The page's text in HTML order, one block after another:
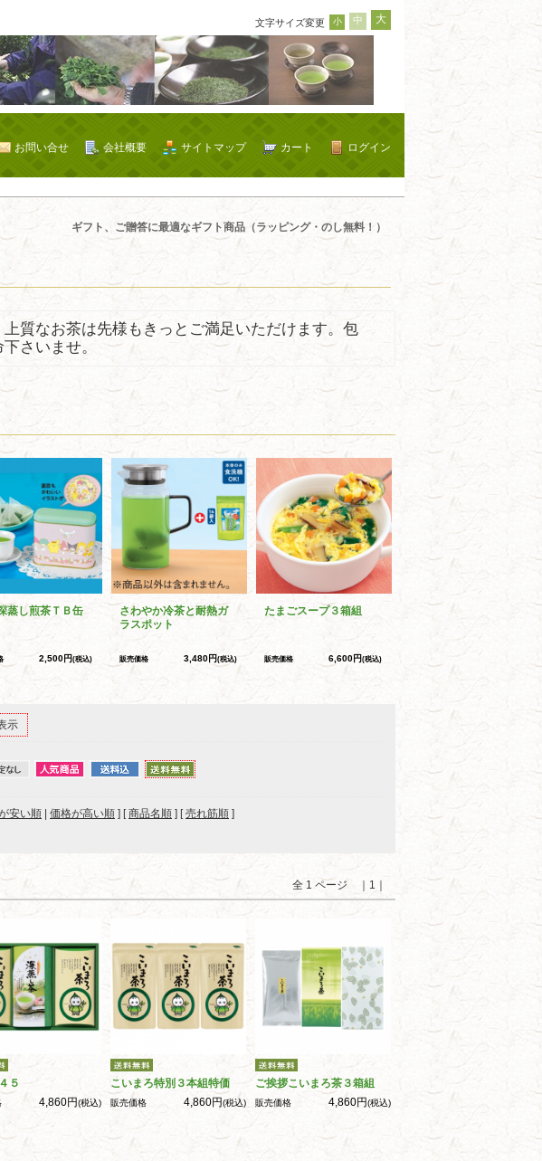
文字サイズ変更 小 中 大
ログイン
カート
サイトマップ
会社概要
お問い合せ
ギフト、ご贈答に最適なギフト商品（ラッピング・のし無料！）
質なお茶は先様もきっとご満足いただけます。包
さいませ。
蒸し煎茶ＴＢ缶
2,500円(税込)
さわやか冷茶と耐熱ガ
ラスポット
販売価格 3,480円(税込)
たまごスープ３箱組
販売価格 6,600円(税込)
示
安い順 価格が高い順 ] [商品名順 ] [売れ筋順 ]
全 1 ページ ｜1｜
５
4,860円(税込)
こいまろ特別３本組特価
販売価格 4,860円(税込)
ご挨拶こいまろ茶３箱組
販売価格 4,860円(税込)